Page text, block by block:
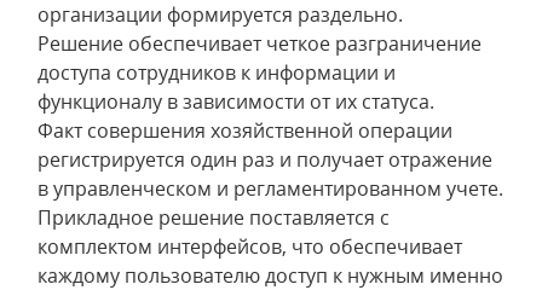
организации формируется раздельно.
Решение обеспечивает четкое разграничение
доступа сотрудников к информации и
функционалу в зависимости от их статуса.
Факт совершения хозяйственной операции
регистрируется один раз и получает отражение
в управленческом и регламентированном учете.
Прикладное решение поставляется с
комплектом интерфейсов, что обеспечивает
каждому пользователю доступ к нужным именно